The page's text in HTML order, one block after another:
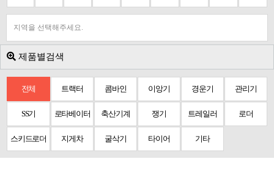
지역을 선택해주세요.
제품별검색
전체 트랙터 콤바인 이앙기 경운기 관리기
SS기 로타베이터 축산기계 쟁기 트레일러 로더
스키드로더 지게차 굴삭기 타이어 기타